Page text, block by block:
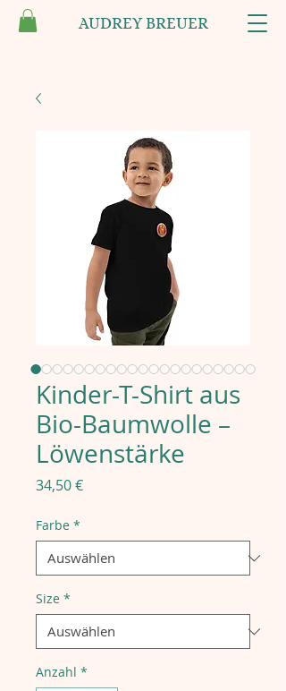
AUDREY BREUER
Kinder-T-Shirt aus
Bio-Baumwolle –
Löwenstärke
34,50 €Preis
Farbe *
Size *
Anzahl *